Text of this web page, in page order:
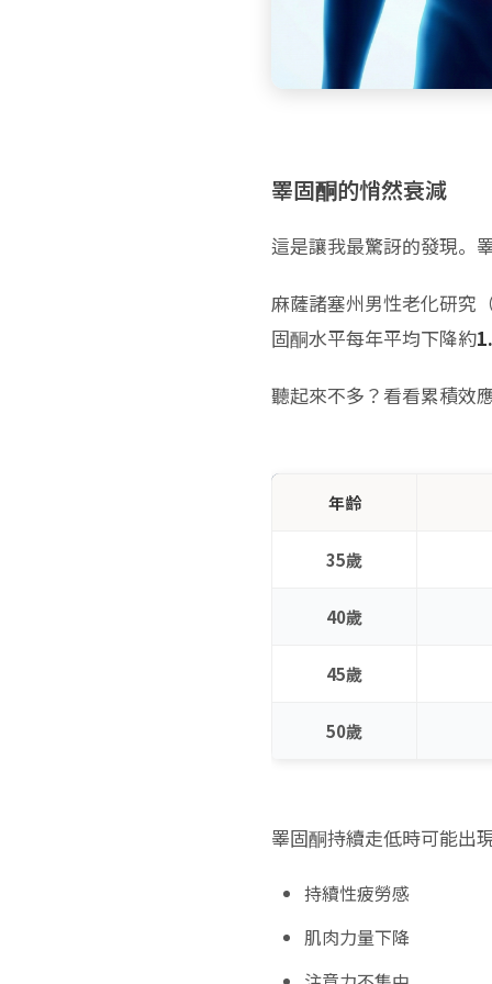
睪固酮的悄然衰減
這是讓我最驚訝的發現。
麻薩諸塞州男性老化研究
固酮水平每年平均下降約
聽起來不多？看看累積效
年齡
35歲
40歲
45歲
50歲
睪固酮持續走低時可能出
持續性疲勞感
肌肉力量下降